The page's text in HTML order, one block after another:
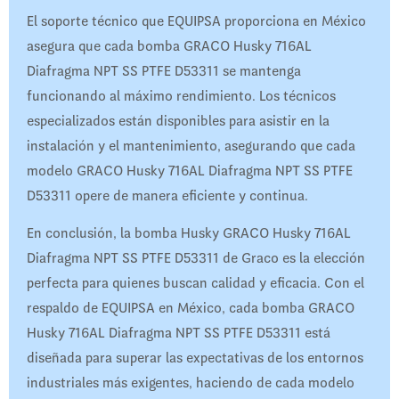
El soporte técnico que EQUIPSA proporciona en México
asegura que cada bomba GRACO Husky 716AL
Diafragma NPT SS PTFE D53311 se mantenga
funcionando al máximo rendimiento. Los técnicos
especializados están disponibles para asistir en la
instalación y el mantenimiento, asegurando que cada
modelo GRACO Husky 716AL Diafragma NPT SS PTFE
D53311 opere de manera eficiente y continua.
En conclusión, la bomba Husky GRACO Husky 716AL
Diafragma NPT SS PTFE D53311 de Graco es la elección
perfecta para quienes buscan calidad y eficacia. Con el
respaldo de EQUIPSA en México, cada bomba GRACO
Husky 716AL Diafragma NPT SS PTFE D53311 está
diseñada para superar las expectativas de los entornos
industriales más exigentes, haciendo de cada modelo